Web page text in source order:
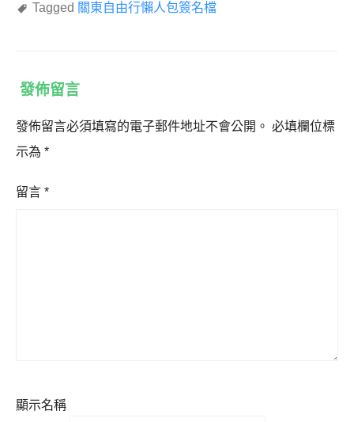
Tagged 關東自由行懶人包簽名檔
發佈留言
發佈留言必須填寫的電子郵件地址不會公開。 必填欄位標
示為 *
留言 *
顯示名稱